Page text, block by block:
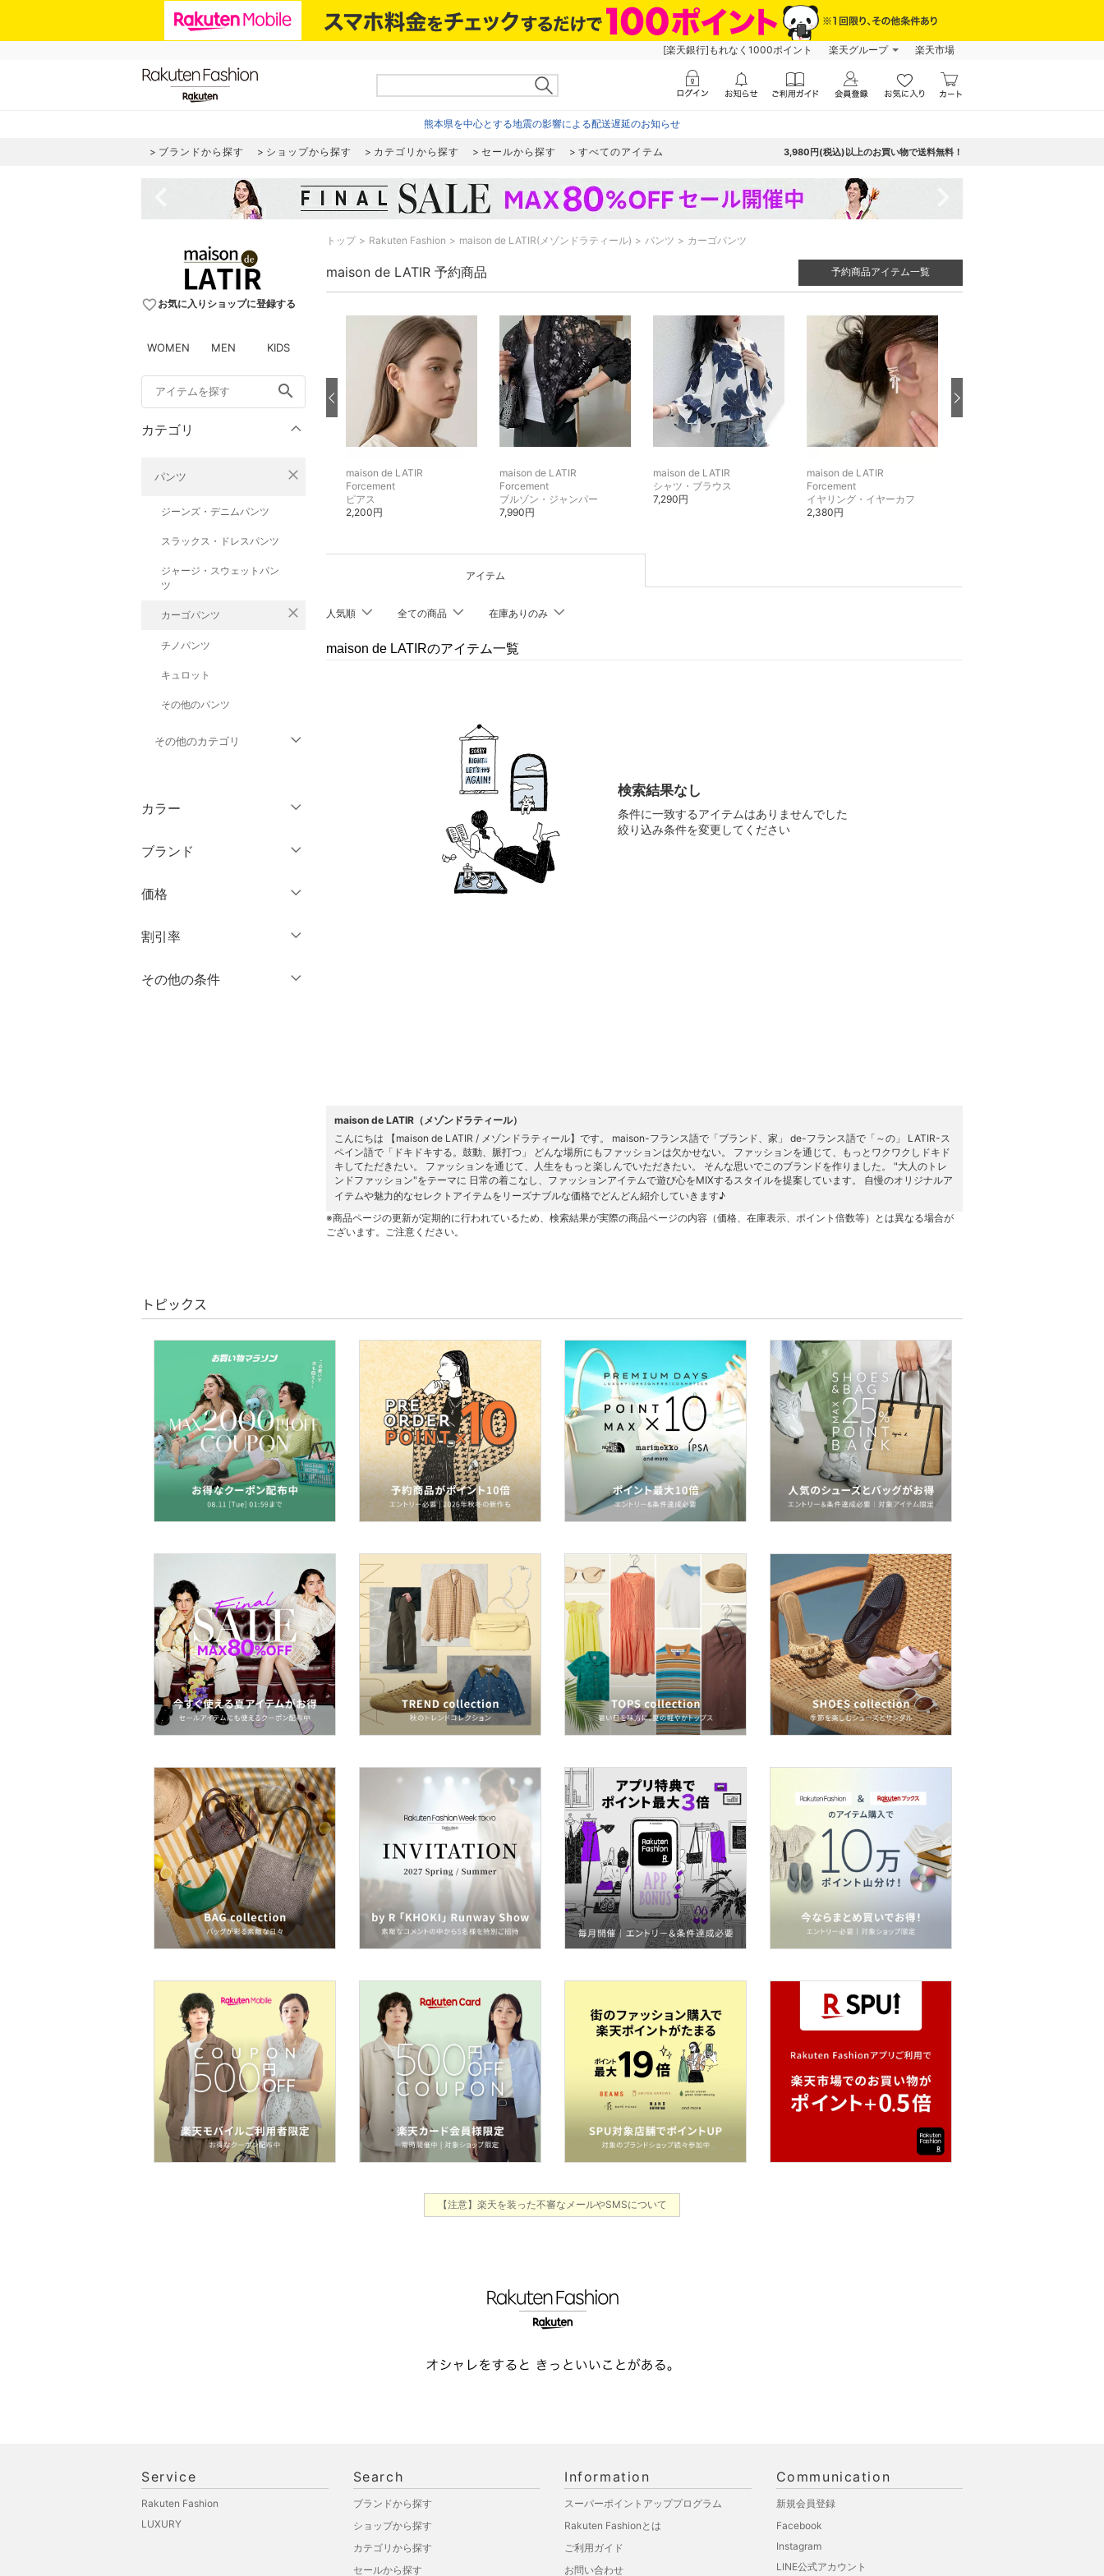
[楽天銀行]もれなく1000ポイント 楽天グループ 楽天市場
熊本県を中心とする地震の影響による配送遅延のお知らせ
ブランドから探す ショップから探す カテゴリから探す セールから探す すべてのアイテム 3,980円(税込)以上のお買い物で送料無料！
favorite_borderお気に入りショップに登録する
WOMEN MEN KIDS
search
カテゴリ
パンツ close
ジーンズ・デニムパンツ
スラックス・ドレスパンツ
ジャージ・スウェットパン
ツ
カーゴパンツ close
チノパンツ
キュロット
その他のパンツ
その他のカテゴリ
ジャケット・アウター
ワンピース・ドレス
スカート
オールインワン・オーバ
バッグ
ヘアアクセサリー
マタニティウェア・ベビ
スーツ・フォーマル
水着・スイムグッズ
着物・浴衣・和装小物
スキンケア
メイクアップ
ネイル
ボディケア・オーラルケ
ア
ヘアケア
メイク道具・美容器具
コフレ・キット・セット
食器・調理器具・キッチ
ン用品
インテリア・生活雑貨
オ機器
スポーツ・アウトドア用
文房具
ペット用品
福袋・ギフト・その他
カラー
クリア
ブランド
価格
絞り込み
割引率
％OFF～ ％OFF
その他の条件
トップ Rakuten Fashion maison de LATIR(メゾンドラティール) パンツ カーゴパンツ
maison de LATIR 予約商品 予約商品アイテム一覧
maison de LATIR
Forcement
ピアス
2,200円
maison de LATIR
Forcement
ブルゾン・ジャンパー
7,990円
maison de LATIR
シャツ・ブラウス
7,290円
maison de LATIR
Forcement
イヤリング・イヤーカフ
2,380円
アイテム
人気順 全ての商品 在庫ありのみ
maison de LATIRのアイテム一覧
検索結果なし
条件に一致するアイテムはありませんでした
絞り込み条件を変更してください
maison de LATIR（メゾンドラティール）
こんにちは 【maison de LATIR / メゾンドラティール】です。 maison-フランス語で「ブランド、家」 de-フランス語で「～の」 LATIR-ス
ペイン語で「ドキドキする。鼓動、脈打つ」 どんな場所にもファッションは欠かせない。 ファッションを通じて、もっとワクワクしドキド
キしてただきたい。 ファッションを通じて、人生をもっと楽しんでいただきたい。 そんな思いでこのブランドを作りました。 "大人のトレ
ンドファッション"をテーマに 日常の着こなし、ファッションアイテムで遊び心をMIXするスタイルを提案しています。 自慢のオリジナルア
イテムや魅力的なセレクトアイテムをリーズナブルな価格でどんどん紹介していきます♪
※商品ページの更新が定期的に行われているため、検索結果が実際の商品ページの内容（価格、在庫表示、ポイント倍数等）とは異なる場合が
ございます。ご注意ください。
トピックス
【注意】楽天を装った不審なメールやSMSについて
Service
Rakuten Fashion
LUXURY
Search
ブランドから探す
ショップから探す
カテゴリから探す
セールから探す
Information
スーパーポイントアッププログラム
Rakuten Fashionとは
ご利用ガイド
お問い合わせ
Communication
新規会員登録
Facebook
Instagram
LINE公式アカウント